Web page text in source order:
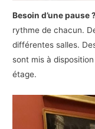
Besoin d’une pause ?
rythme de chacun.
différentes salles.
sont mis à
étage.